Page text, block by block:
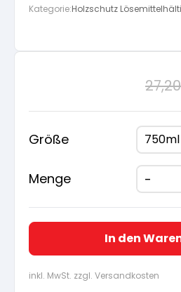
Kategorie:Holzschutz
Größe
Menge
In den
inkl. MwSt. zzgl. Versandkosten